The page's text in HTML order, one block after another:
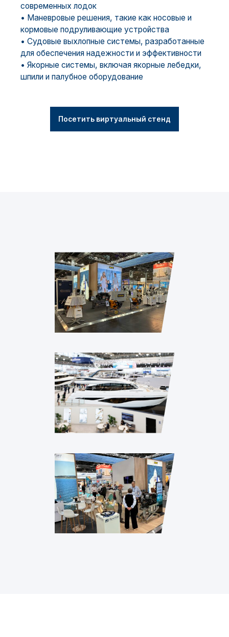
современных лодок
• Маневровые решения, такие как носовые и
кормовые подруливающие устройства
• Судовые выхлопные системы, разработанные
для обеспечения надежности и эффективности
• Якорные системы, включая якорные лебедки,
шпили и палубное оборудование
Посетить виртуальный стенд